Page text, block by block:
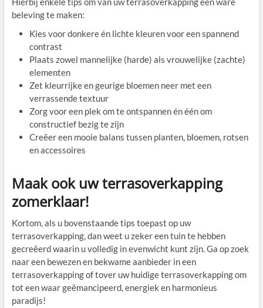
beleving te maken:
Kies voor donkere én lichte kleuren voor een spannend
contrast
Plaats zowel mannelijke (harde) als vrouwelijke (zachte)
elementen
Zet kleurrijke en geurige bloemen neer met een
verrassende textuur
Zorg voor een plek om te ontspannen én één om
constructief bezig te zijn
Creëer een mooie balans tussen planten, bloemen, rotsen
en accessoires
Maak ook uw terrasoverkapping
zomerklaar!
Kortom, als u bovenstaande tips toepast op uw
terrasoverkapping, dan weet u zeker een tuin te hebben
gecreëerd waarin u volledig in evenwicht kunt zijn. Ga op zoek
naar een bewezen en bekwame aanbieder in een
terrasoverkapping of tover uw huidige terrasoverkapping om
tot een waar geëmancipeerd, energiek en harmonieus
paradijs!